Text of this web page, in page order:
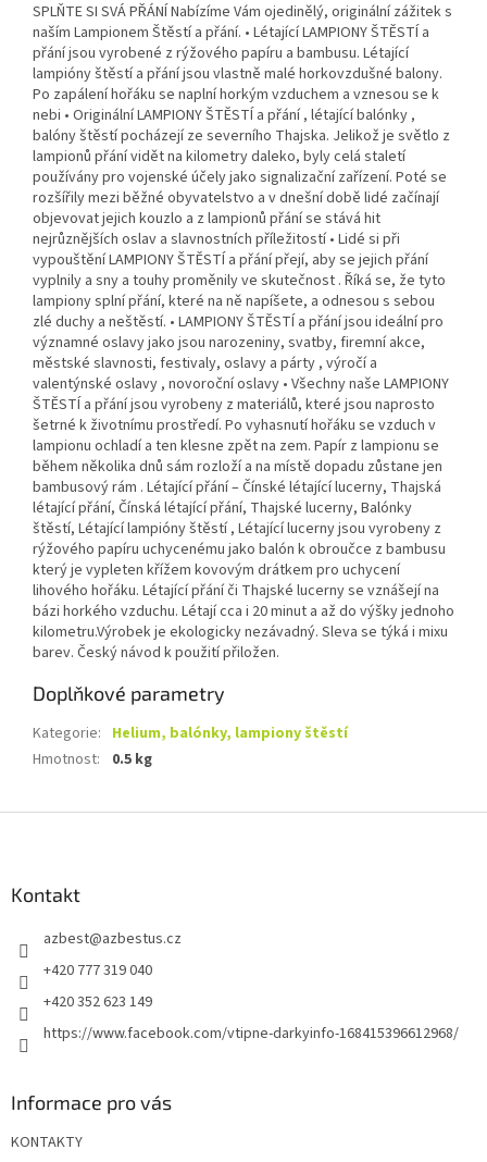
SPLŇTE SI SVÁ PŘÁNÍ Nabízíme Vám ojedinělý, originální zážitek s
naším Lampionem Štěstí a přání. • Létající LAMPIONY ŠTĚSTÍ a
přání jsou vyrobené z rýžového papíru a bambusu. Létající
lampióny štěstí a přání jsou vlastně malé horkovzdušné balony.
Po zapálení hořáku se naplní horkým vzduchem a vznesou se k
nebi • Originální LAMPIONY ŠTĚSTÍ a přání , létající balónky ,
balóny štěstí pocházejí ze severního Thajska. Jelikož je světlo z
lampionů přání vidět na kilometry daleko, byly celá staletí
používány pro vojenské účely jako signalizační zařízení. Poté se
rozšířily mezi běžné obyvatelstvo a v dnešní době lidé začínají
objevovat jejich kouzlo a z lampionů přání se stává hit
nejrůznějších oslav a slavnostních příležitostí • Lidé si při
vypouštění LAMPIONY ŠTĚSTÍ a přání přejí, aby se jejich přání
vyplnily a sny a touhy proměnily ve skutečnost . Říká se, že tyto
lampiony splní přání, které na ně napíšete, a odnesou s sebou
zlé duchy a neštěstí. • LAMPIONY ŠTĚSTÍ a přání jsou ideální pro
významné oslavy jako jsou narozeniny, svatby, firemní akce,
městské slavnosti, festivaly, oslavy a párty , výročí a
valentýnské oslavy , novoroční oslavy • Všechny naše LAMPIONY
ŠTĚSTÍ a přání jsou vyrobeny z materiálů, které jsou naprosto
šetrné k životnímu prostředí. Po vyhasnutí hořáku se vzduch v
lampionu ochladí a ten klesne zpět na zem. Papír z lampionu se
během několika dnů sám rozloží a na místě dopadu zůstane jen
bambusový rám . Létající přání – Čínské létající lucerny, Thajská
létající přání, Čínská létající přání, Thajské lucerny, Balónky
štěstí, Létající lampióny štěstí , Létající lucerny jsou vyrobeny z
rýžového papíru uchycenému jako balón k obroučce z bambusu
který je vypleten křížem kovovým drátkem pro uchycení
lihového hořáku. Létající přání či Thajské lucerny se vznášejí na
bázi horkého vzduchu. Létají cca i 20 minut a až do výšky jednoho
kilometru.Výrobek je ekologicky nezávadný. Sleva se týká i mixu
barev. Český návod k použití přiložen.
Doplňkové parametry
Kategorie: Helium, balónky, lampiony štěstí
Hmotnost: 0.5 kg
Kontakt
azbest@azbestus.cz
+420 777 319 040
+420 352 623 149
https://www.facebook.com/vtipne-darkyinfo-168415396612968/
Informace pro vás
KONTAKTY